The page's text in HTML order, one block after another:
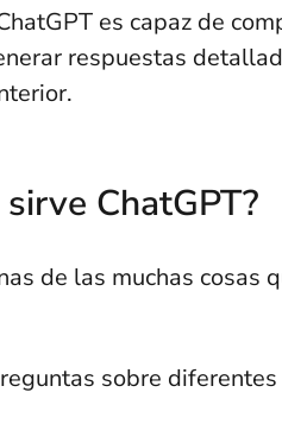
es capaz de
respuestas
ChatGPT?
de las muchas cosas
sobre